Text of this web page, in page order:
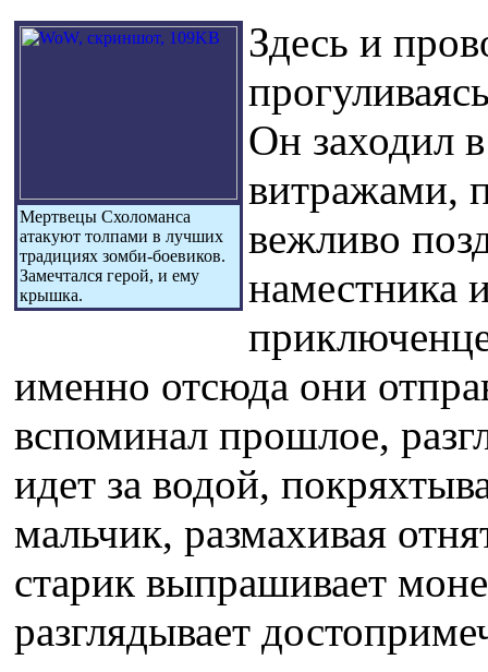
Мертвецы Схоломанса
атакуют толпами в лучших
традициях зомби-боевиков.
Замечтался герой, и ему
крышка.
Здесь и
Он заходил
витражами,
вежливо
наместника
именно отсюда они
вспоминал прошлое,
идет за водой,
мальчик, размахивая
старик выпрашивает
разглядывает